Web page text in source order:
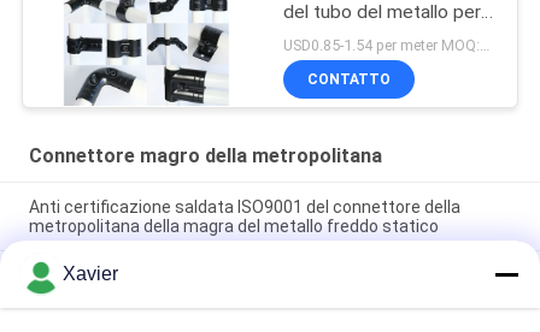
del tubo del metallo per il
banco da lavoro di
ESD/Tabella di lavoro
CONTATTO
Connettore magro della metropolitana
Anti certificazione saldata ISO9001 del connettore della
metropolitana della magra del metallo freddo statico
Giunto dei giunti di tubo del metallo di spessore
2.3mm/scaffale di tubo per il sistema della scrivania
Xavier